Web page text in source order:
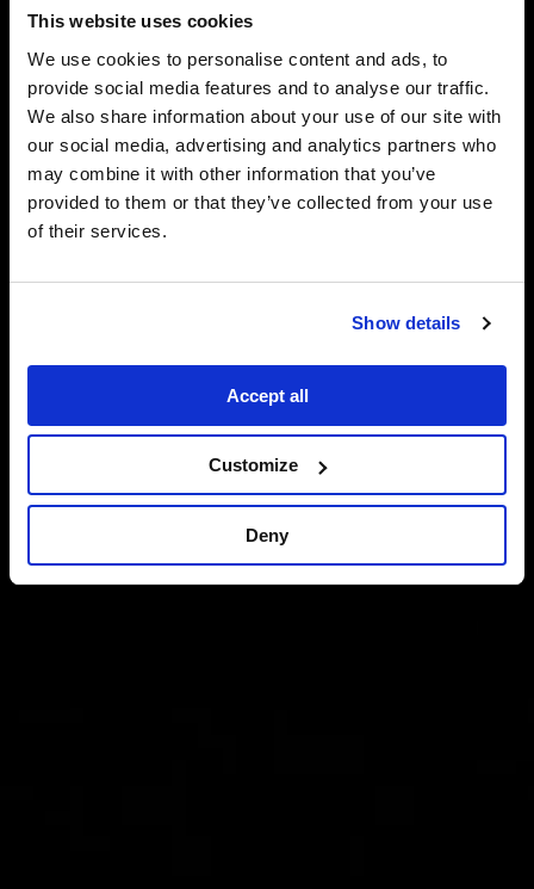
This website uses cookies
We use cookies to personalise content and ads, to
provide social media features and to analyse our traffic.
We also share information about your use of our site with
our social media, advertising and analytics partners who
may combine it with other information that you’ve
provided to them or that they’ve collected from your use
of their services.
Show details
Accept all
Customize
Deny